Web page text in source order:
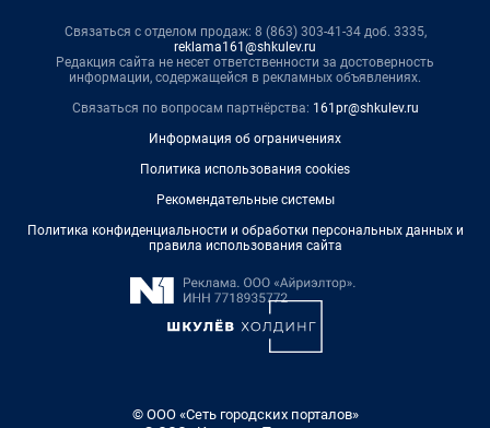
Связаться с отделом продаж: 8 (863) 303-41-34 доб. 3335,
reklama161@shkulev.ru
Редакция сайта не несет ответственности за достоверность
информации, содержащейся в рекламных объявлениях.
Связаться по вопросам партнёрства: 161pr@shkulev.ru
Информация об ограничениях
Политика использования cookies
Рекомендательные системы
Политика конфиденциальности и обработки персональных данных и
правила использования сайта
© ООО «Сеть городских порталов»